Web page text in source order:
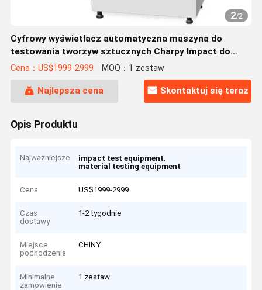
2/2
Cyfrowy wyświetlacz automatyczna maszyna do
testowania tworzyw sztucznych Charpy Impact do
tworzyw sztucznych
Cena：US$1999-2999 MOQ：1 zestaw
Najlepsza cena Skontaktuj się teraz
Opis Produktu
Najważniejsze impact test equipment,
material testing equipment
Cena US$1999-2999
Czas
dostawy
1-2 tygodnie
Miejsce
pochodzenia
CHINY
Minimalne
zamówienie
1 zestaw